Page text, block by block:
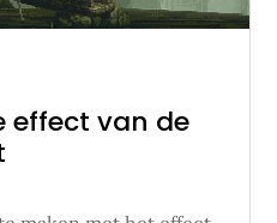
effect van de